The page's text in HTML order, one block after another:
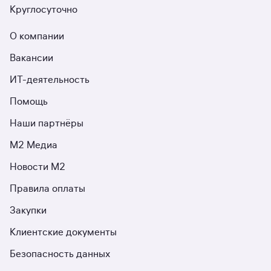
Круглосуточно
О компании
Вакансии
ИТ-деятельность
Помощь
Наши партнёры
М2 Медиа
Новости М2
Правила оплаты
Закупки
Клиентские документы
Безопасность данных